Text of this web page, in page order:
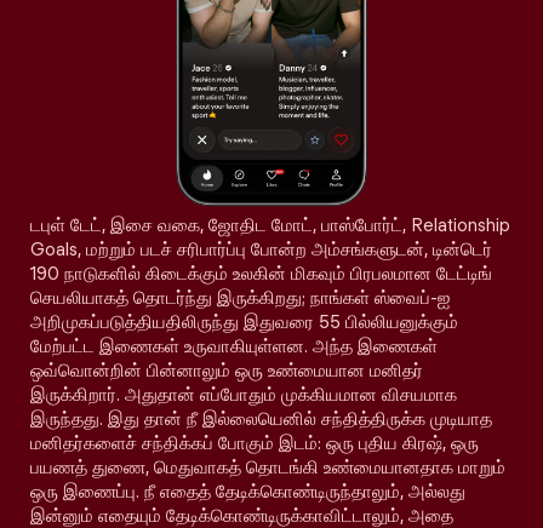
டபுள் டேட், இசை வகை, ஜோதிட மோட், பாஸ்போர்ட், Relationship
Goals, மற்றும் படச் சரிபார்ப்பு போன்ற அம்சங்களுடன், டின்டெர்
190 நாடுகளில் கிடைக்கும் உலகின் மிகவும் பிரபலமான டேட்டிங்
செயலியாகத் தொடர்ந்து இருக்கிறது; நாங்கள் ஸ்வைப்-ஐ
அறிமுகப்படுத்தியதிலிருந்து இதுவரை 55 பில்லியனுக்கும்
மேற்பட்ட இணைகள் உருவாகியுள்ளன. அந்த இணைகள்
ஒவ்வொன்றின் பின்னாலும் ஒரு உண்மையான மனிதர்
இருக்கிறார். அதுதான் எப்போதும் முக்கியமான விசயமாக
இருந்தது. இது தான் நீ இல்லையெனில் சந்தித்திருக்க முடியாத
மனிதர்களைச் சந்திக்கப் போகும் இடம்: ஒரு புதிய கிரஷ், ஒரு
பயணத் துணை, மெதுவாகத் தொடங்கி உண்மையானதாக மாறும்
ஒரு இணைப்பு. நீ எதைத் தேடிக்கொண்டிருந்தாலும், அல்லது
இன்னும் எதையும் தேடிக்கொண்டிருக்காவிட்டாலும், அதை